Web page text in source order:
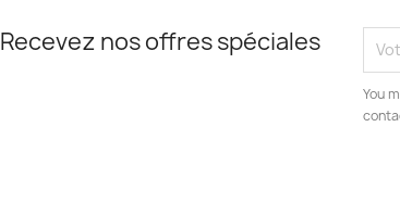
Recevez nos offres spéciales
You